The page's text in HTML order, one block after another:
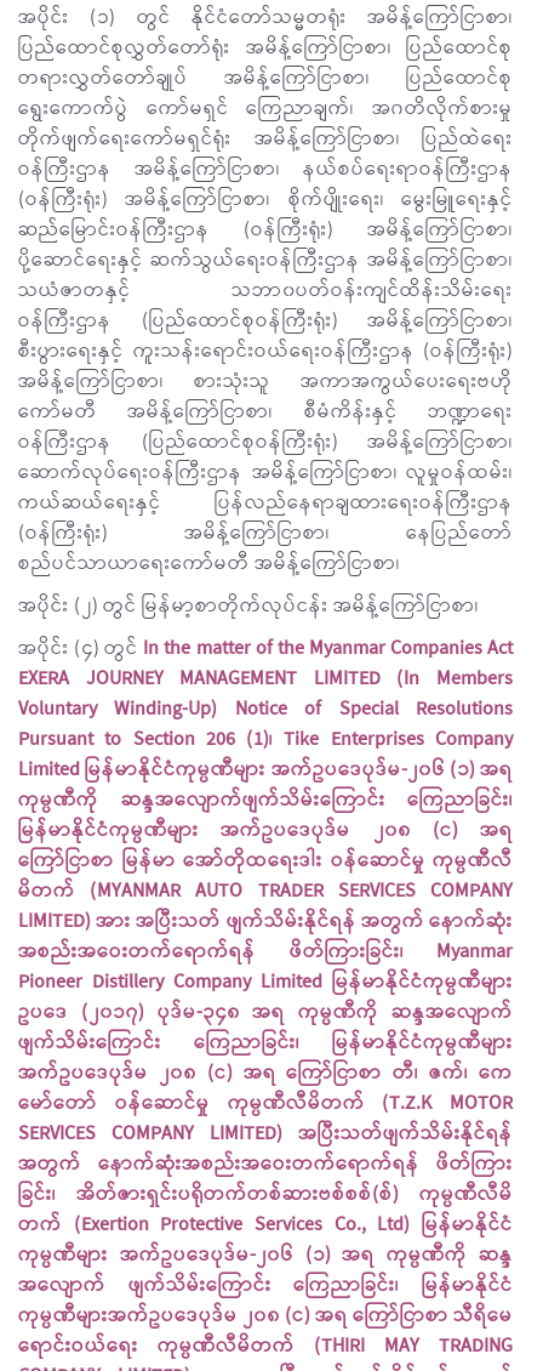
အပိုင်း (၁) တွင် နိုင်ငံတော်သမ္မတရုံး အမိန့်ကြော်ငြာစာ၊
ပြည်ထောင်စုလွှတ်တော်ရုံး အမိန့်ကြော်ငြာစာ၊ ပြည်ထောင်စု
တရားလွှတ်တော်ချုပ် အမိန့်ကြော်ငြာစာ၊ ပြည်ထောင်စု
ရွေးကောက်ပွဲ ကော်မရှင် ကြေညာချက်၊ အဂတိလိုက်စားမှု
တိုက်ဖျက်ရေးကော်မရှင်ရုံး အမိန့်ကြော်ငြာစာ၊ ပြည်ထဲရေး
ဝန်ကြီးဌာန အမိန့်ကြော်ငြာစာ၊ နယ်စပ်ရေးရာဝန်ကြီးဌာန
(ဝန်ကြီးရုံး) အမိန့်ကြော်ငြာစာ၊ စိုက်ပျိုးရေး၊ မွေးမြူရေးနှင့်
ဆည်မြောင်းဝန်ကြီးဌာန (ဝန်ကြီးရုံး) အမိန့်ကြော်ငြာစာ၊
ပို့ဆောင်ရေးနှင့် ဆက်သွယ်ရေးဝန်ကြီးဌာန အမိန့်ကြော်ငြာစာ၊
သယံဇာတနှင့် သဘာ၀ပတ်ဝန်းကျင်ထိန်းသိမ်းရေး
ဝန်ကြီးဌာန (ပြည်ထောင်စုဝန်ကြီးရုံး) အမိန့်ကြော်ငြာစာ၊
စီးပွားရေးနှင့် ကူးသန်းရောင်းဝယ်ရေးဝန်ကြီးဌာန (ဝန်ကြီးရုံး)
အမိန့်ကြော်ငြာစာ၊ စားသုံးသူ အကာအကွယ်ပေးရေးဗဟို
ကော်မတီ အမိန့်ကြော်ငြာစာ၊ စီမံကိန်းနှင့် ဘဏ္ဍာရေး
ဝန်ကြီးဌာန (ပြည်ထောင်စုဝန်ကြီးရုံး) အမိန့်ကြော်ငြာစာ၊
ဆောက်လုပ်ရေးဝန်ကြီးဌာန အမိန့်ကြော်ငြာစာ၊ လူမှုဝန်ထမ်း၊
ကယ်ဆယ်ရေးနှင့် ပြန်လည်နေရာချထားရေးဝန်ကြီးဌာန
(ဝန်ကြီးရုံး) အမိန့်ကြော်ငြာစာ၊ နေပြည်တော်
စည်ပင်သာယာရေးကော်မတီ အမိန့်ကြော်ငြာစာ၊
အပိုင်း (၂) တွင် မြန်မာ့စာတိုက်လုပ်ငန်း အမိန့်ကြော်ငြာစာ၊
အပိုင်း (၄) တွင် In the matter of the Myanmar Companies Act
EXERA JOURNEY MANAGEMENT LIMITED (In Members
Voluntary Winding-Up) Notice of Special Resolutions
Pursuant to Section 206 (1)၊ Tike Enterprises Company
Limited မြန်မာနိုင်ငံကုမ္ပဏီများ အက်ဥပဒေပုဒ်မ-၂၀၆ (၁) အရ
ကုမ္ပဏီကို ဆန္ဒအလျောက်ဖျက်သိမ်းကြောင်း ကြေညာခြင်း၊
မြန်မာနိုင်ငံကုမ္ပဏီများ အက်ဥပဒေပုဒ်မ ၂၀၈ (င) အရ
ကြော်ငြာစာ မြန်မာ အော်တိုထရေးဒါး ဝန်ဆောင်မှု ကုမ္ပဏီလီ
မိတက် (MYANMAR AUTO TRADER SERVICES COMPANY
LIMITED) အား အပြီးသတ် ဖျက်သိမ်းနိုင်ရန် အတွက် နောက်ဆုံး
အစည်းအဝေးတက်ရောက်ရန် ဖိတ်ကြားခြင်း၊ Myanmar
Pioneer Distillery Company Limited မြန်မာနိုင်ငံကုမ္ပဏီများ
ဥပဒေ (၂၀၁၇) ပုဒ်မ-၃၄၈ အရ ကုမ္ပဏီကို ဆန္ဒအလျောက်
ဖျက်သိမ်းကြောင်း ကြေညာခြင်း၊ မြန်မာနိုင်ငံကုမ္ပဏီများ
အက်ဥပဒေပုဒ်မ ၂၀၈ (င) အရ ကြော်ငြာစာ တီ၊ ဇက်၊ ကေ
မော်တော် ဝန်ဆောင်မှု ကုမ္ပဏီလီမိတက် (T.Z.K MOTOR
SERVICES COMPANY LIMITED) အပြီးသတ်ဖျက်သိမ်းနိုင်ရန်
အတွက် နောက်ဆုံးအစည်းအဝေးတက်ရောက်ရန် ဖိတ်ကြား
ခြင်း၊ အိတ်ဇားရှင်းပရိုတက်တစ်ဆားဗစ်စစ်(စ်) ကုမ္ပဏီလီမိ
တက် (Exertion Protective Services Co., Ltd) မြန်မာနိုင်ငံ
ကုမ္ပဏီများ အက်ဥပဒေပုဒ်မ-၂၀၆ (၁) အရ ကုမ္ပဏီကို ဆန္ဒ
အလျောက် ဖျက်သိမ်းကြောင်း ကြေညာခြင်း၊ မြန်မာနိုင်ငံ
ကုမ္ပဏီများအက်ဥပဒေပုဒ်မ ၂၀၈ (င) အရ ကြော်ငြာစာ သီရိမေ
ရောင်းဝယ်ရေး ကုမ္ပဏီလီမိတက် (THIRI MAY TRADING